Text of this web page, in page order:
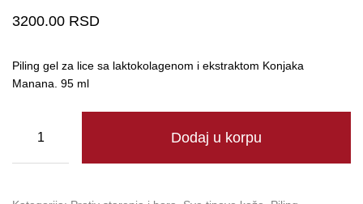
3200.00 RSD
Piling gel za lice sa laktokolagenom i ekstraktom Konjaka
Manana. 95 ml
Dodaj u korpu